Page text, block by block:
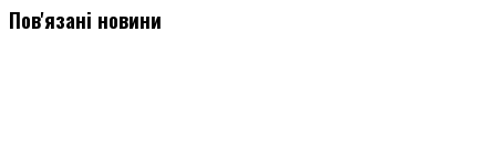
Пов'язані новини